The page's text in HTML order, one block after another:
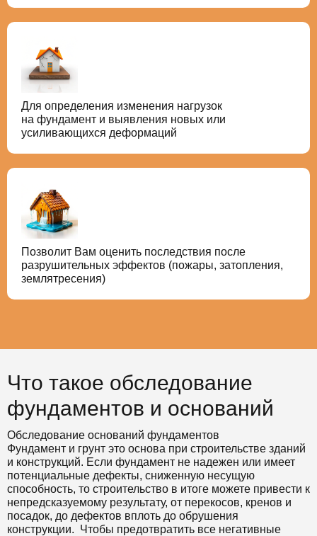
Для определения изменения нагрузок
на фундамент и выявления новых или
усиливающихся деформаций
Позволит Вам оценить последствия после
разрушительных эффектов (пожары, затопления,
землятресения)
Что такое обследование
фундаментов и оснований
Обследование оснований фундаментов
Фундамент и грунт это основа при строительстве зданий
и конструкций. Если фундамент не надежен или имеет
потенциальные дефекты, сниженную несущую
способность, то строительство в итоге можете привести к
непредсказуемому результату, от перекосов, кренов и
посадок, до дефектов вплоть до обрушения
конструкции. Чтобы предотвратить все негативные